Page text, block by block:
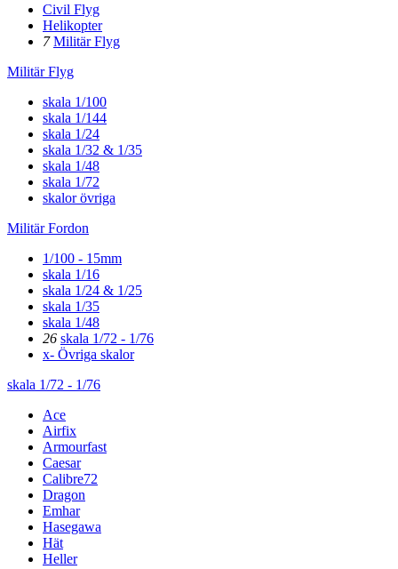
Civil Flyg
Helikopter
7 Militär Flyg
Militär Flyg
skala 1/100
skala 1/144
skala 1/24
skala 1/32 & 1/35
skala 1/48
skala 1/72
skalor övriga
Militär Fordon
1/100 - 15mm
skala 1/16
skala 1/24 & 1/25
skala 1/35
skala 1/48
26 skala 1/72 - 1/76
x- Övriga skalor
skala 1/72 - 1/76
Ace
Airfix
Armourfast
Caesar
Calibre72
Dragon
Emhar
Hasegawa
Hät
Heller